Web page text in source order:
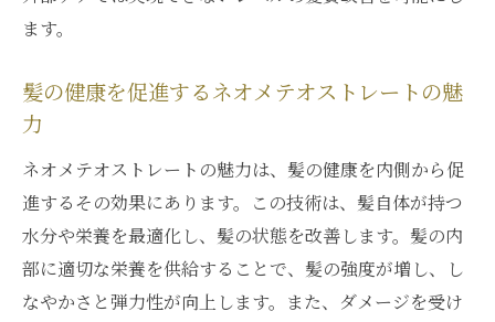
ます。
髪の健康を促進するネオメテオストレートの魅
力
ネオメテオストレートの魅力は、髪の健康を内側から促
進するその効果にあります。この技術は、髪自体が持つ
水分や栄養を最適化し、髪の状態を改善します。髪の内
部に適切な栄養を供給することで、髪の強度が増し、し
なやかさと弾力性が向上します。また、ダメージを受け